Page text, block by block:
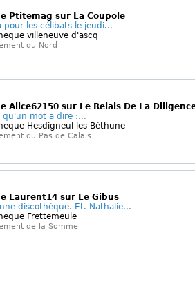
Ptitemag sur La Coupole
pour les célibats le jeudi...
villeneuve d'ascq
du Nord
Alice62150 sur Le Relais De La
qu'un mot a dire :...
Hesdigneul les Béthune
du Pas de Calais
Laurent14 sur Le Gibus
discothéque. Et. Nathalie...
Frettemeule
de la Somme